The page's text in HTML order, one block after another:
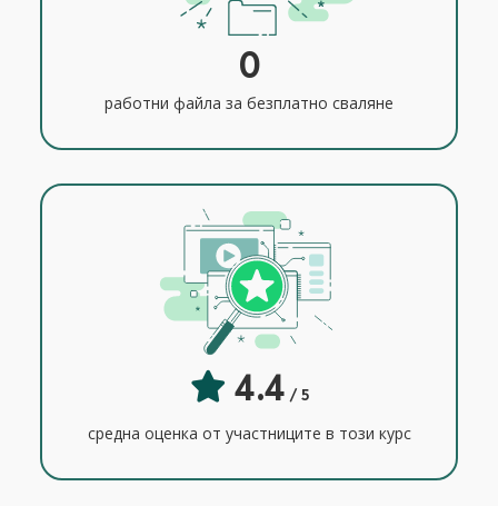
0
работни файла за безплатно сваляне
4.4 / 5
средна оценка от участниците в този курс